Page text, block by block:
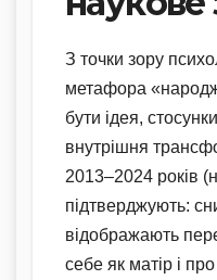
З точки зору
метафора
бути ідея,
внутрішня
2013–2024 років
підтверджують:
відображають
себе як матір і